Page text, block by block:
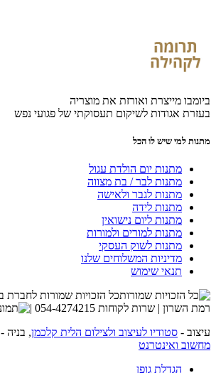
ביומבו מייצרת ואורזת את מוצריה
בעזרת אגודות לשיקום תעסוקתי של פגועי נפש
מתנות למי שיש לו הכל
מתנות יום הולדת עגול
מתנות לבר / בת מצווה
מתנות לגבר ולאישה
מתנות לידה
מתנות ליום נישואין
מתנות למורים ולמורות
מתנות לשוק העסקי
מדיניות המשלוחים שלנו
תנאי שימוש
רמת השרון | שרות לקוחות 054-4274215 |
עיצוב - סטודיו לעיצוב ולצילום הלית קלכמן, בניה -
מחשוב ואינטרנט
הגדלת גופן